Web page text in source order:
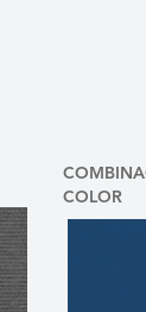
COLOR